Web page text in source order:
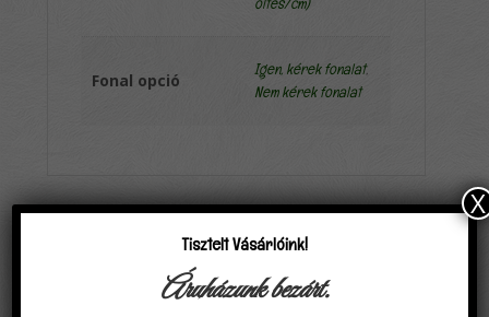
Fonal opció
Igen, kérek fonalat,
Nem kérek fonalat
Kapcsolódó termékekTisztelt Vásárlóink!
Áruházunk bezárt.
X